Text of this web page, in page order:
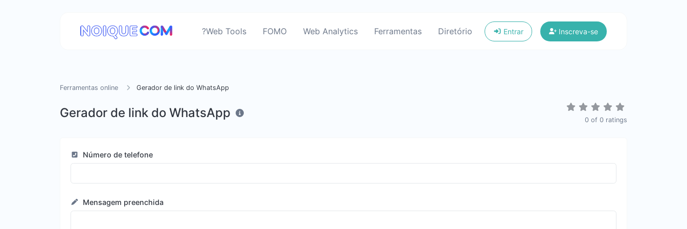
?Web Tools FOMO Web Analytics Ferramentas Diretório Entrar Inscreva-se
Ferramentas online Gerador de link do WhatsApp
Gerador de link do WhatsApp 0 of 0 ratings
Número de telefone
Mensagem preenchida